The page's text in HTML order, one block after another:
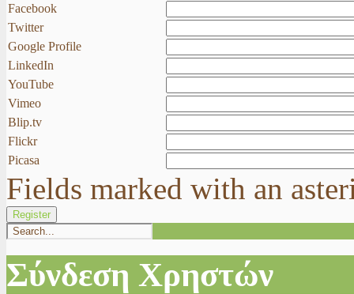
Facebook
Twitter
Google Profile
LinkedIn
YouTube
Vimeo
Blip.tv
Flickr
Picasa
Fields marked with an
Register
Σύνδεση Χρηστών